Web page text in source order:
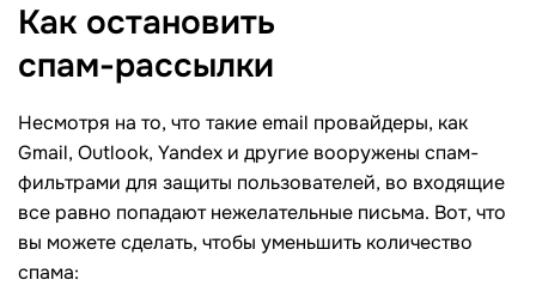
Как остановить
спам-рассылки
Несмотря на то, что такие email провайдеры, как
Gmail, Outlook, Yandex и другие вооружены спам-
фильтрами для защиты пользователей, во входящие
все равно попадают нежелательные письма. Вот, что
вы можете сделать, чтобы уменьшить количество
спама: